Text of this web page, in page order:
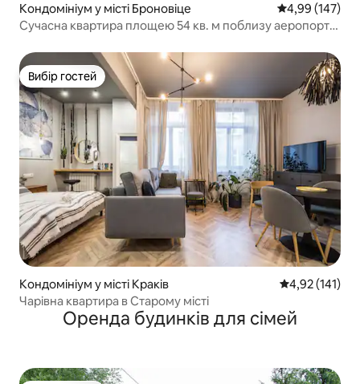
Кондомініум у місті Броновіце Середня
4,99 (147)
Сучасна квартира площею 54 кв. м поблизу аеропорту/
Вибір гостей
Вибір гостей
Кондомініум у місті Краків Середня
4,92 (141)
Чарівна квартира в Старому місті
Оренда будинків для сімей